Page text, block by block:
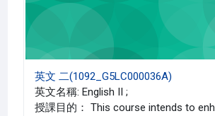
英文 二(1092_G5LC000036A)
英文名稱: English II ;
授課目的： This course intends to